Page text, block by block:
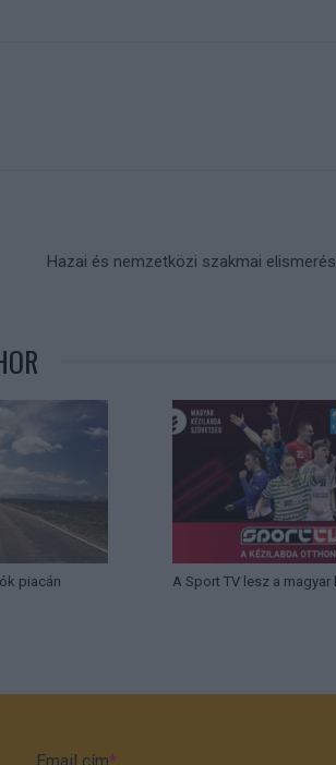
Hazai és nemzetközi szakmai
piacán A Sport TV lesz a